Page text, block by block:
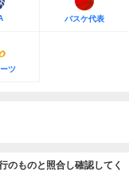
バスケ代表
ツ
のものと照合し確認してく